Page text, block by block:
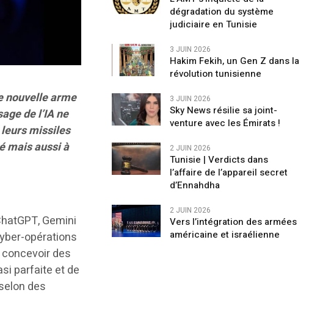
nouvelle arme
de l’IA ne
missiles
mais aussi à
Gemini
opérations
des
parfaite et de
des
dégradation du système
judiciaire en Tunisie
3 JUIN 2026
Hakim Fekih, un Gen Z dans la
révolution tunisienne
3 JUIN 2026
Sky News résilie sa joint-
venture avec les Émirats !
2 JUIN 2026
Tunisie | Verdicts dans
l’affaire de l’appareil secret
d’Ennahdha
2 JUIN 2026
Vers l’intégration des armées
américaine et israélienne